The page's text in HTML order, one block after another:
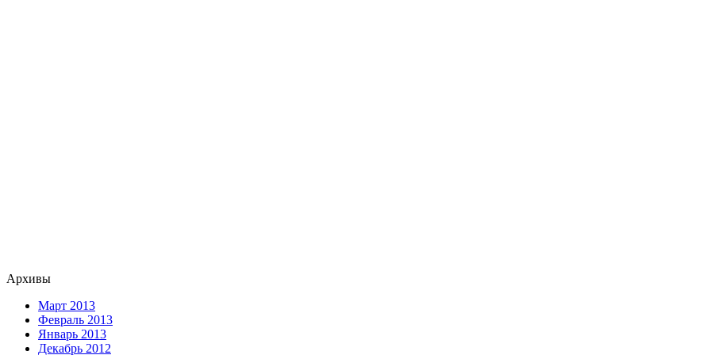
Архивы
Март 2013
Февраль 2013
Январь 2013
Декабрь 2012